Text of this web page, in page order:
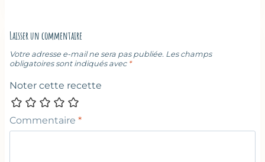
Laisser un commentaire
Votre adresse e-mail ne sera pas publiée. Les champs
obligatoires sont indiqués avec *
Noter cette recette
Commentaire *